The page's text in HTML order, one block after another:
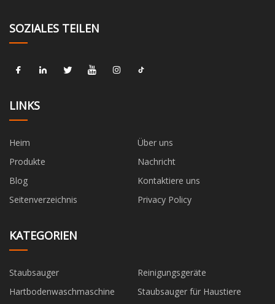
SOZIALES TEILEN
LINKS
Heim
Über uns
Produkte
Nachricht
Blog
Kontaktiere uns
Seitenverzeichnis
Privacy Policy
KATEGORIEN
Staubsauger
Reinigungsgeräte
Hartbodenwaschmaschine
Staubsauger für Haustiere